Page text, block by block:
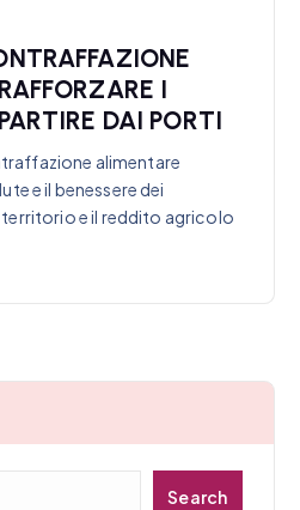
I
DAI PORTI
alimentare
e il benessere dei
e il reddito agricolo
Search